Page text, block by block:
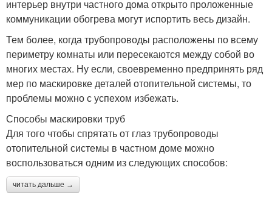
интерьер внутри частного дома открыто проложенные
коммуникации обогрева могут испортить весь дизайн.
Тем более, когда трубопроводы расположены по всему
периметру комнаты или пересекаются между собой во
многих местах. Ну если, своевременно предпринять ряд
мер по маскировке деталей отопительной системы, то
проблемы можно с успехом избежать.
Способы маскировки труб
Для того чтобы спрятать от глаз трубопроводы
отопительной системы в частном доме можно
воспользоваться одним из следующих способов:
читать дальше →